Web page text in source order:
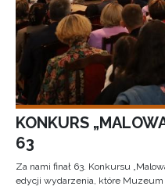
KONKURS
63
Za nami finał 63. Konkursu
edycji wydarzenia, które Muzeum